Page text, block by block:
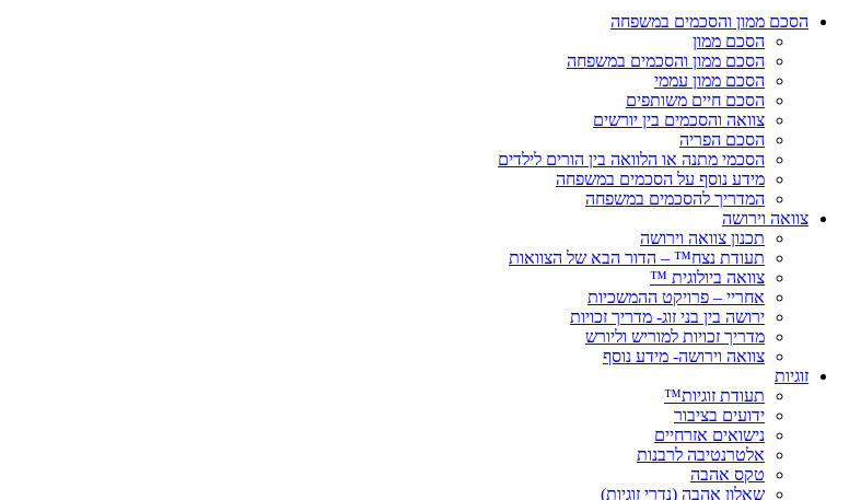
הסכם ממון והסכמים במשפחה
הסכם ממון
הסכם ממון והסכמים במשפחה
הסכם ממון עממי
הסכם חיים משותפים
צוואה והסכמים בין יורשים
הסכם הפריה
הסכמי מתנה או הלוואה בין הורים לילדים
מידע נוסף על הסכמים במשפחה
המדריך להסכמים במשפחה
צוואה וירושה
תכנון צוואה וירושה
תעודת נצח™ – הדור הבא של הצוואות
צוואה ביולוגית ™
אחריי – פרויקט ההמשכיות
ירושה בין בני זוג- מדריך זכויות
מדריך זכויות למוריש וליורש
צוואה וירושה- מידע נוסף
זוגיות
תעודת זוגיות™
ידועים בציבור
נישואים אזרחיים
אלטרנטיבה לרבנות
טקס אהבה
שאלון אהבה (נדרי זוגיות)